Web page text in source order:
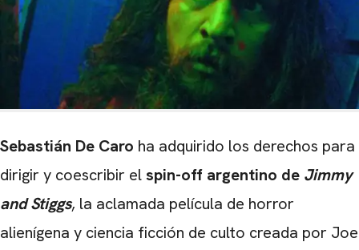
Sebastián De Caro ha adquirido los derechos para
dirigir y coescribir elspin-off argentino de Jimmy
and Stiggs, la aclamada película de horror
alienígena y ciencia ficción de culto creada por Joe